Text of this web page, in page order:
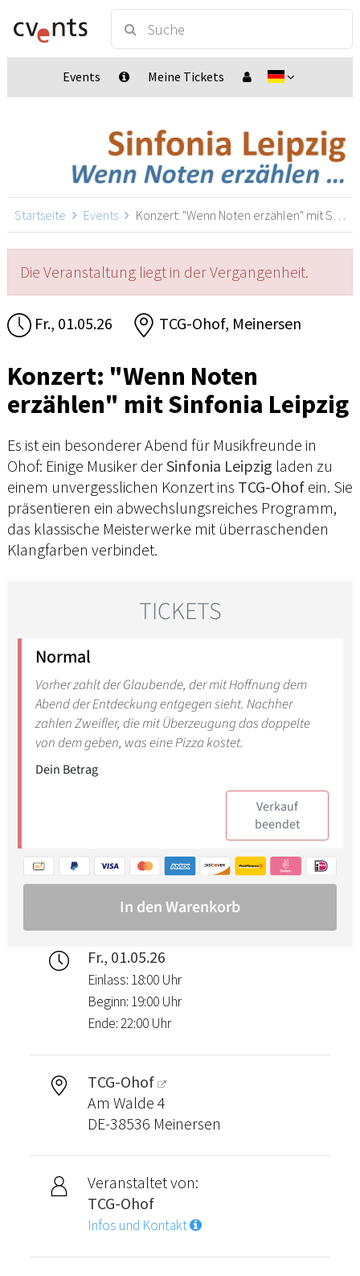
Events Meine Tickets
Startseite Events Konzert: "Wenn Noten erzählen" mit Sinfonia Leipzig, Meinersen
Die Veranstaltung liegt in der Vergangenheit.
Fr., 01.05.26 TCG-Ohof, Meinersen
Konzert: "Wenn Noten
erzählen" mit Sinfonia Leipzig
Es ist ein besonderer Abend für Musikfreunde in
Ohof: Einige Musiker derSinfonia Leipzig laden zu
einem unvergesslichen Konzert ins TCG-Ohof ein. Sie
präsentieren ein abwechslungsreiches Programm,
das klassische Meisterwerke mit überraschenden
Klangfarben verbindet.
Fr., 01.05.26
Einlass: 18:00 Uhr
Beginn: 19:00 Uhr
Ende: 22:00 Uhr
TCG-Ohof
Am Walde 4
DE-38536 Meinersen
Veranstaltet von:
TCG-Ohof
Infos und Kontakt